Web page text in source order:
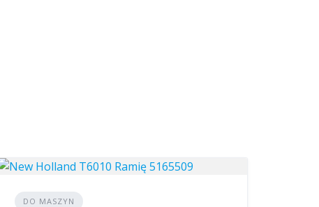
DO MASZYN